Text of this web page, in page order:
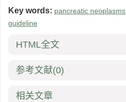
Key words: pancreatic neoplasms
guideline
HTML全文
参考文献(0)
相关文章